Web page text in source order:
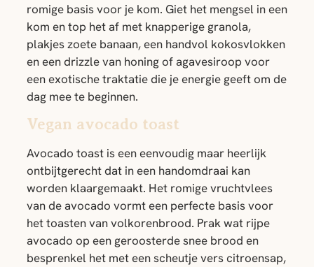
romige basis voor je kom. Giet het mengsel in een
kom en top het af met knapperige granola,
plakjes zoete banaan, een handvol kokosvlokken
en een drizzle van honing of agavesiroop voor
een exotische traktatie die je energie geeft om de
dag mee te beginnen.
Vegan avocado toast
Avocado toast is een eenvoudig maar heerlijk
ontbijtgerecht dat in een handomdraai kan
worden klaargemaakt. Het romige vruchtvlees
van de avocado vormt een perfecte basis voor
het toasten van volkorenbrood. Prak wat rijpe
avocado op een geroosterde snee brood en
besprenkel het met een scheutje vers citroensap,